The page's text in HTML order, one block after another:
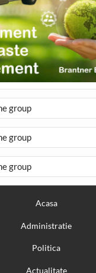
group
group
group
Acasa
Administratie
Politica
Actualitate